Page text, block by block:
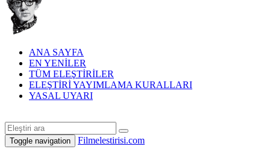
ANA SAYFA
EN YENİLER
TÜM ELEŞTİRİLER
ELEŞTİRİ YAYIMLAMA KURALLARI
YASAL UYARI
Toggle navigation Filmelestirisi.com